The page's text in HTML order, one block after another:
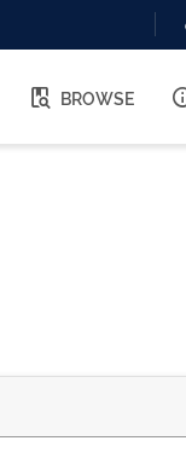
BROWSE